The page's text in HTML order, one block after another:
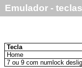
Emulador -
Tecla
Home
7 ou 9 com numlock